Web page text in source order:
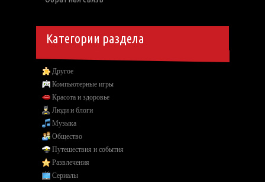
Категории раздела
Другое
Компьютерные игры
Красота и здоровье
Люди и блоги
Музыка
Общество
Путешествия и события
Развлечения
Сериалы